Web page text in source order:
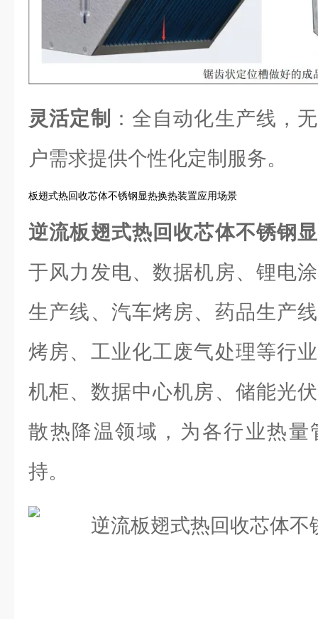
灵活定制
：全自动化生产线，
户需求提供个性化定制服务。
板翅式热回收芯体不锈钢显热换热装置应用场景
逆流板翅式热回收芯体不锈钢
于风力发电、数据机房、锂电
生产线、汽车烤房、药品生产
烤房、工业化工废气处理等行
机柜、数据中心机房、储能光
散热降温领域，为各行业热量
持。